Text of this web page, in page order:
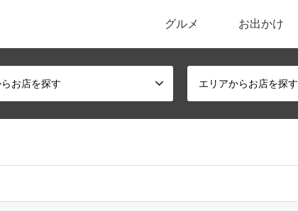
グルメ お出かけ
お店を探す エリアからお店を探す